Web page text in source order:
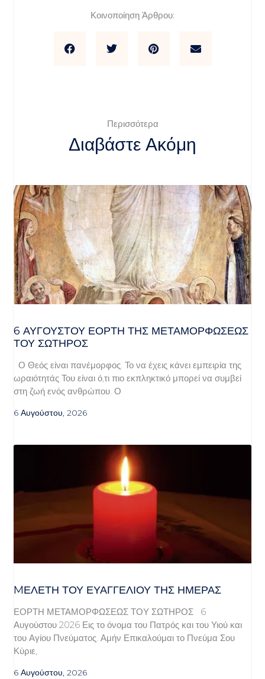
Κοινοποίηση Άρθρου:
Περισσότερα
Διαβάστε Ακόμη
6 ΑΥΓΟΥΣΤΟΥ ΕΟΡΤΗ ΤΗΣ ΜΕΤΑΜΟΡΦΩΣΕΩΣ
ΤΟΥ ΣΩΤΗΡΟΣ
Ο Θεός είναι πανέμορφος. Το να έχεις κάνει εμπειρία της
ωραιότητάς Του είναι ό,τι πιο εκπληκτικό μπορεί να συμβεί
στη ζωή ενός ανθρώπου. Ο
6 Αυγούστου, 2026
MΕΛΈΤΗ ΤΟΥ ΕΥΑΓΓΕΛΊΟΥ ΤΗΣ ΗΜΈΡΑΣ
ΕΟΡΤΗ ΜΕΤΑΜΟΡΦΩΣΕΩΣ ΤΟΥ ΣΩΤΗΡΟΣ 6
Αυγούστου 2026 Εις το όνομα του Πατρός και του Υιού και
του Αγίου Πνεύματος. Αμήν Επικαλούμαι το Πνεύμα Σου
Κύριε,
6 Αυγούστου, 2026